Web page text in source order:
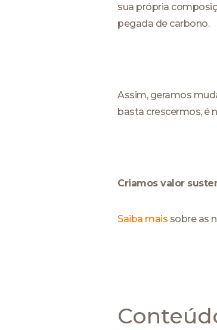
sua própria
pegada de carbono.
Assim, geramos
basta crescermos, é
Criamos valor
Saiba mais sobre as